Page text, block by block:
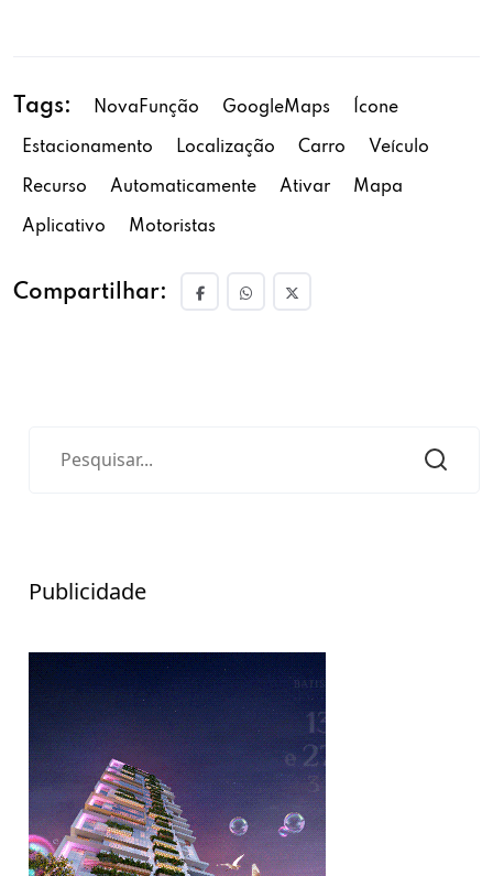
Tags: NovaFunção GoogleMaps Ícone
Estacionamento Localização Carro Veículo
Recurso Automaticamente Ativar Mapa
Aplicativo Motoristas
Compartilhar:
Publicidade